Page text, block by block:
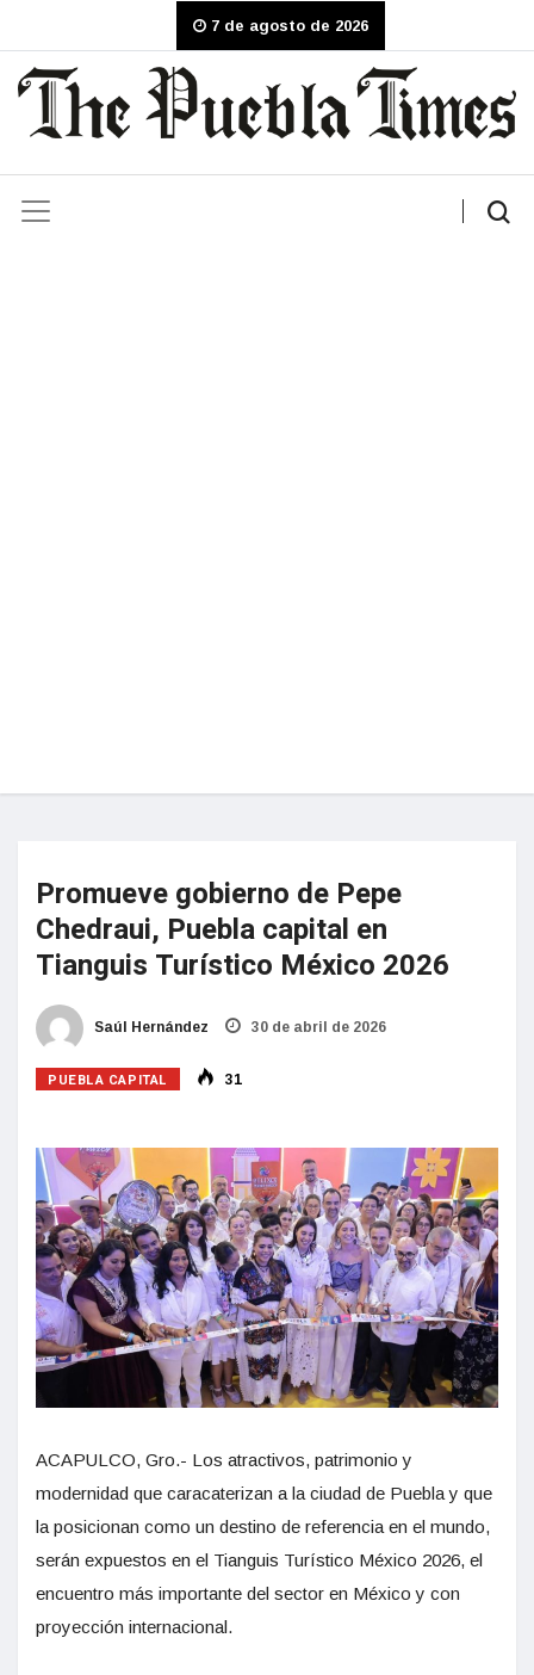
7 de agosto de 2026
Promueve gobierno de Pepe
Chedraui, Puebla capital en
Tianguis Turístico México 2026
Saúl Hernández 30 de abril de 2026
PUEBLA CAPITAL 31
ACAPULCO, Gro.- Los atractivos, patrimonio y
modernidad que caracaterizan a la ciudad de Puebla y que
la posicionan como un destino de referencia en el mundo,
serán expuestos en el Tianguis Turístico México 2026, el
encuentro más importante del sector en México y con
proyección internacional.